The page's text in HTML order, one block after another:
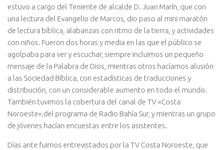
estuvo a cargo del Teniente de alcalde D. Juan Marín, que con
una lectura del Evangelio de Marcos, dio paso al mini maratón
de lectura bíblica, alabanzas con ritmo de la tierra, y actividades
con niños. Fueron dos horas y media en las que el público se
agolpaba para ver y escuchar, siempre incluimos un pequeño
mensaje de la Palabra de Dios, mientras otros hacíamos alusión
a las Sociedad Bíblica, con estadísticas de traducciones y
distribución, con un considerable aumento en todo el mundo.
También tuvimos la cobertura del canal de TV «Costa
Noroeste»,del programa de Radio Bahía Sur, y mientras un grupo
de jóvenes hacían encuestas entre los asistentes.
Días ante fuimos entrevistados por la TV Costa Noroeste, que